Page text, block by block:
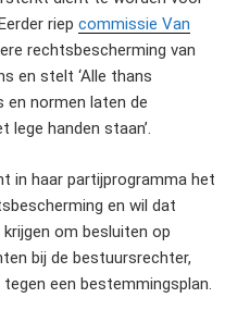
riep commissie Van
rechtsbescherming van
en stelt ‘Alle thans
en normen laten de
handen staan’.
in haar partijprogramma het
en wil dat
om besluiten op
bij de bestuursrechter,
een bestemmingsplan.